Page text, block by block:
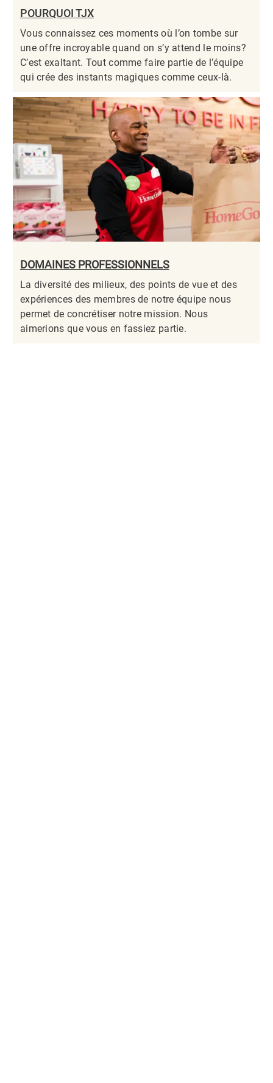
POURQUOI TJX
Vous connaissez ces moments où l’on tombe sur
une offre incroyable quand on s’y attend le moins?
C’est exaltant. Tout comme faire partie de l’équipe
qui crée des instants magiques comme ceux-là.​​​​​​​
DOMAINES PROFESSIONNELS
La diversité des milieux, des points de vue et des
expériences des membres de notre équipe nous
permet de concrétiser notre mission. Nous
aimerions que vous en fassiez partie.​​​​​​​